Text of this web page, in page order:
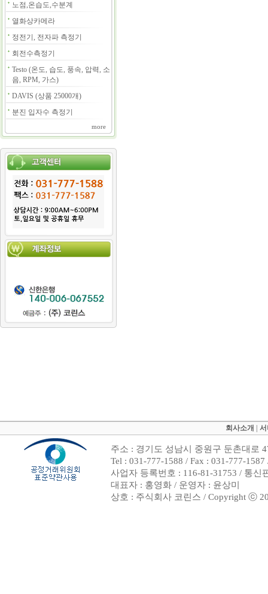
노점,온습도,수분계
열화상카메라
정전기, 전자파 측정기
회전수측정기
Testo (온도, 습도, 풍속, 압력, 소
음, RPM, 가스)
DAVIS (상품 25000개)
분진 입자수 측정기
more
회사소개
주소 : 경기도 성남시 중원구 둔촌대로
Tel : 031-777-1588 / Fax : 031-777-
사업자 등록번호 : 116-81-31753 / 통신
대표자 : 홍영화 / 운영자 : 윤상미
상호 : 주식회사 코린스 / Copyright ⓒ